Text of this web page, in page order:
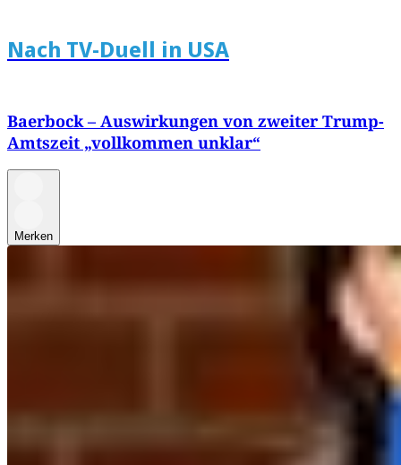
Nach TV-Duell in USA
Baerbock – Auswirkungen von zweiter Trump-
Amtszeit „vollkommen unklar“
Merken